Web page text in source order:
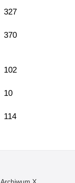
327
370
102
10
114